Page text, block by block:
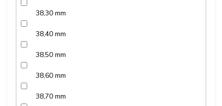
38,30 mm
38,40 mm
38,50 mm
38,60 mm
38,70 mm